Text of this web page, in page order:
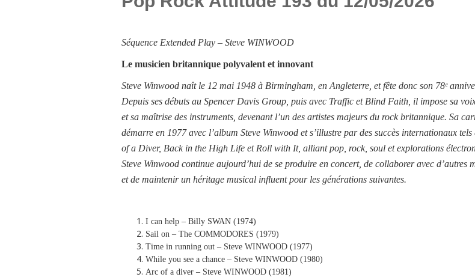
Séquence Extended Play – Steve WINWOOD
Le musicien britannique polyvalent et innovant
Steve Winwood naît le 12 mai 1948 à Birmingham, en Angleterre, et fête donc son 78ᵉ
Depuis ses débuts au Spencer Davis Group, puis avec Traffic et Blind Faith, il impose sa
et sa maîtrise des instruments, devenant l’un des artistes majeurs du rock britannique. Sa
démarre en 1977 avec l’album Steve Winwood et s’illustre par des succès internationaux tels
of a Diver, Back in the High Life et Roll with It, alliant pop, rock, soul et explorations
Steve Winwood continue aujourd’hui de se produire en concert, de collaborer avec d’autres
et de maintenir un héritage musical influent pour les générations suivantes.
I can help – Billy SWAN (1974)
Sail on – The COMMODORES (1979)
Time in running out – Steve WINWOOD (1977)
While you see a chance – Steve WINWOOD (1980)
Arc of a diver – Steve WINWOOD (1981)